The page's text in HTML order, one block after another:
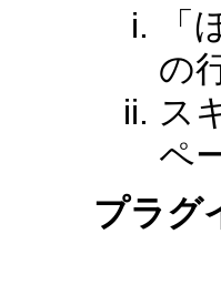
の
ス
ペ
プラグ